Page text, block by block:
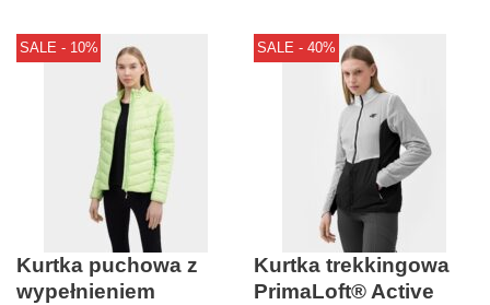
SALE - 10%
Kurtka puchowa z
wypełnieniem
SALE - 40%
Kurtka trekkingowa
PrimaLoft® Active